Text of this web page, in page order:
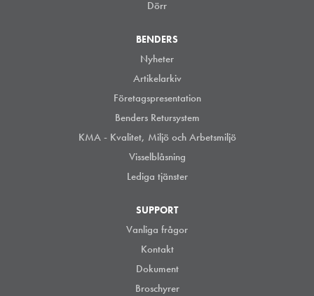
Dörr
BENDERS
Nyheter
Artikelarkiv
Företagspresentation
Benders Retursystem
KMA - Kvalitet, Miljö och Arbetsmiljö
Visselblåsning
Lediga tjänster
SUPPORT
Vanliga frågor
Kontakt
Dokument
Broschyrer